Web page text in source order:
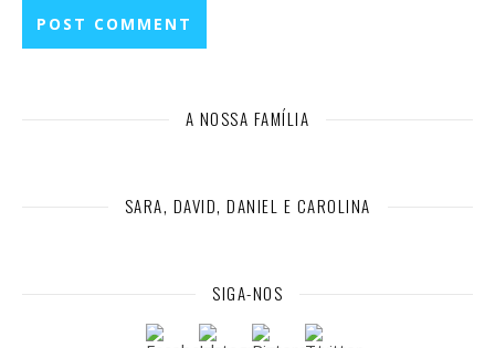
A NOSSA FAMÍLIA
SARA, DAVID, DANIEL E CAROLINA
SIGA-NOS